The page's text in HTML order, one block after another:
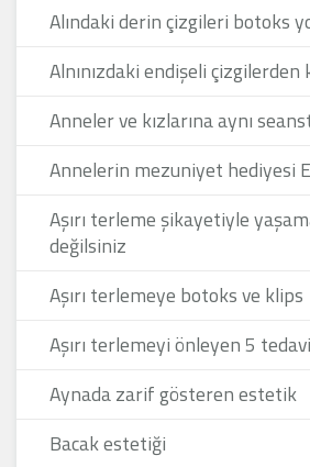
Alındaki derin çizgileri botoks
Alnınızdaki endişeli
Anneler ve kızlarına aynı
Annelerin mezuniyet hediyesi
Aşırı terleme şikayetiyle
değilsiniz
Aşırı terlemeye botoks ve klips
Aşırı terlemeyi önleyen 5
Aynada zarif gösteren estetik
Bacak estetiği